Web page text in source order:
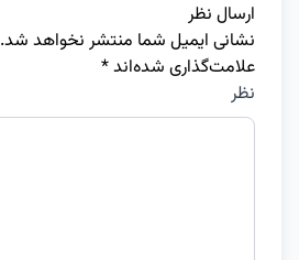
ارسال نظر
نشانی ایمیل شما منتشر نخواهد شد.
علامت‌گذاری شده‌اند*
نظر